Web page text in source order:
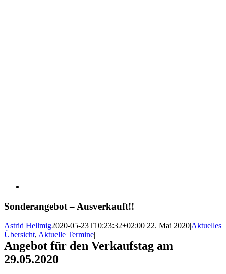
Sonderangebot – Ausverkauft!!
Astrid Hellmig2020-05-23T10:23:32+02:00 22. Mai 2020|Aktuelles
Übersicht, Aktuelle Termine|
Angebot für den Verkaufstag am
29.05.2020